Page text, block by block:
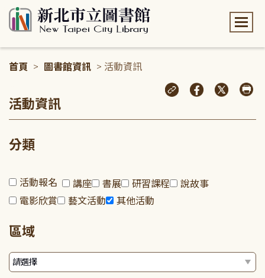
首頁 > 圖書館資訊 > 活動資訊
活動資訊
分類
活動報名 講座 書展 研習課程
說故事
電影欣賞
藝文活動 其他活動
區域